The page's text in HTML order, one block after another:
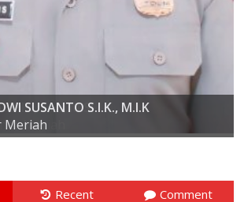
SUSANTO S.I.K., M.I.K
Meriah
S.H., M.SI
Recent Comment